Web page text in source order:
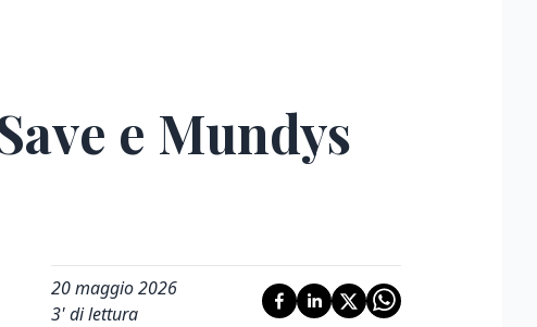
e Mundys
20 maggio 2026
3' di lettura